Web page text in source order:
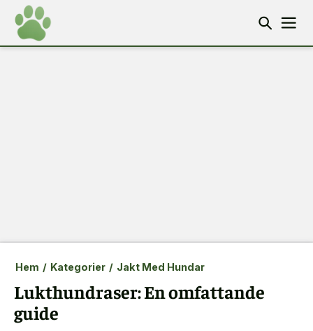
Hem / Kategorier / Jakt Med Hundar
Lukthundraser: En omfattande
guide